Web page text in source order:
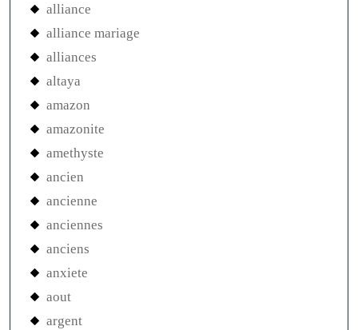
alliance
alliance mariage
alliances
altaya
amazon
amazonite
amethyste
ancien
ancienne
anciennes
anciens
anxiete
aout
argent